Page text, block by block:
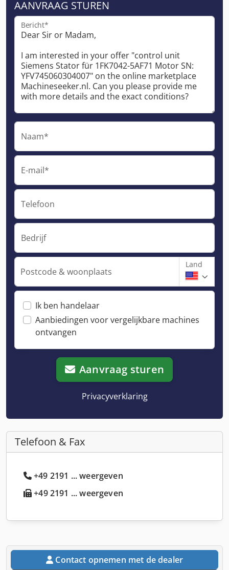
AANVRAAG STUREN
Bericht*
Naam*
E-mail*
Telefoon
Bedrijf
Postcode & woonplaats
Land
Ik ben handelaar
Aanbiedingen voor vergelijkbare machines
ontvangen
Aanvraag sturen
Privacyverklaring
Telefoon & Fax
+49 2191 ... weergeven
+49 2191 ... weergeven
Contact opnemen met de dealer